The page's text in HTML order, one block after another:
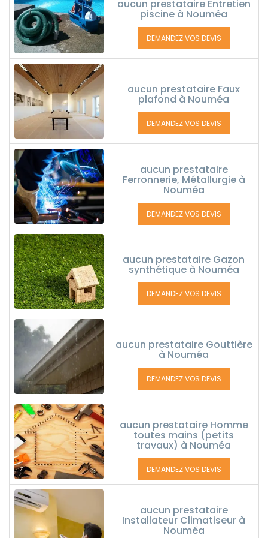
aucun prestataire Entretien
piscine à Nouméa
DEMANDEZ VOS DEVIS
aucun prestataire Faux
plafond à Nouméa
DEMANDEZ VOS DEVIS
aucun prestataire
Ferronnerie, Métallurgie à
Nouméa
DEMANDEZ VOS DEVIS
aucun prestataire Gazon
synthétique à Nouméa
DEMANDEZ VOS DEVIS
aucun prestataire Gouttière
à Nouméa
DEMANDEZ VOS DEVIS
aucun prestataire Homme
toutes mains (petits
travaux) à Nouméa
DEMANDEZ VOS DEVIS
aucun prestataire
Installateur Climatiseur à
Nouméa